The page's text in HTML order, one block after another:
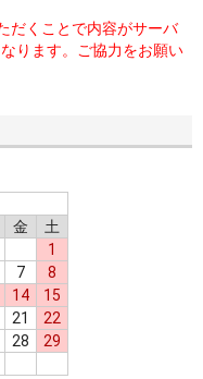
だくことで内容がサーバ
ります。ご協力をお願い
金
土
1
7
8
14
15
21
22
28
29